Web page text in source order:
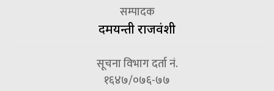
सम्पादक
दमयन्ती राजवंशी
सूचना विभाग दर्ता नं.
१६४७/०७६-७७